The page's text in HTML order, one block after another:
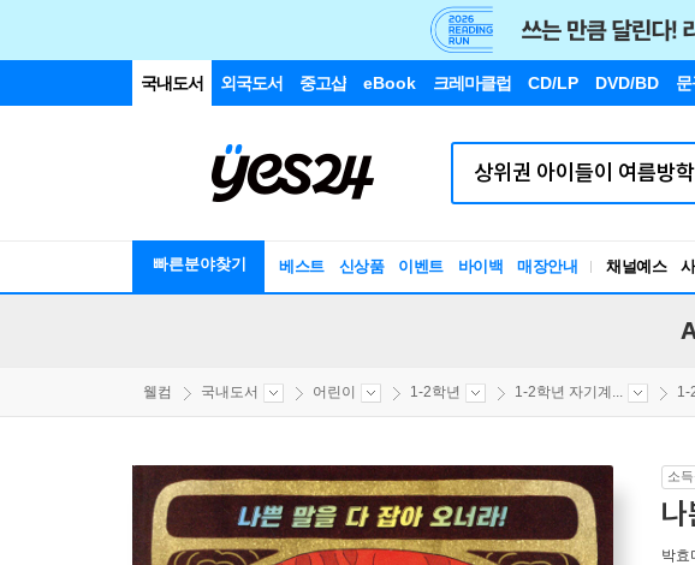
국내도서 외국도서 중고샵 eBook 크레마클럽 CD/LP DVD/BD
빠른분야찾기 베스트 신상품 이벤트 바이백 매장안내 채널예스
웰컴 국내도서 어린이 1-2학년 1-2학년 자기계... 1-
소
박효